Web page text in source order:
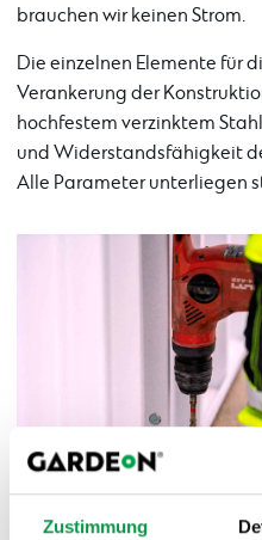
Zustimmung
brauchen wir keinen Strom.
Die einzelnen Elemente für
Verankerung der
hochfestem verzinktem
und Widerstandsfähigkeit
Alle Parameter unterliegen